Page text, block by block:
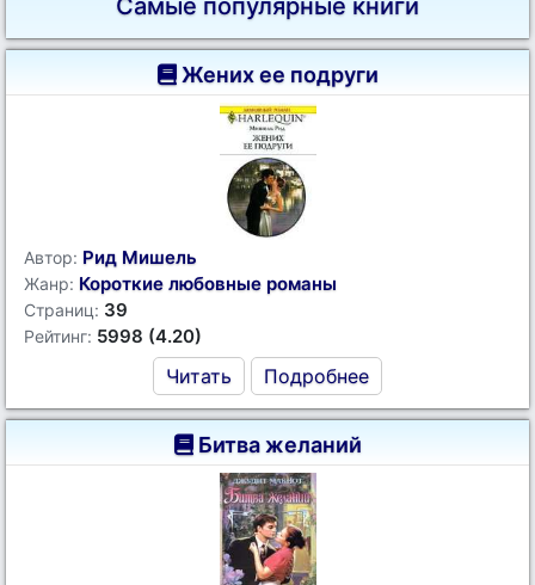
Самые популярные книги
Жених ее подруги
Автор: Рид Мишель
Жанр: Короткие любовные романы
Страниц: 39
Рейтинг: 5998 (4.20)
Читать Подробнее
Битва желаний